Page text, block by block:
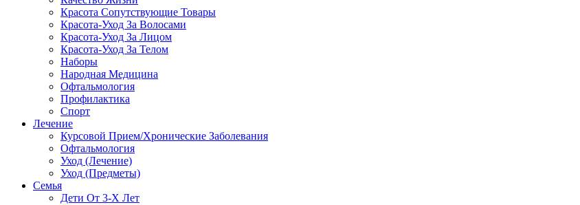
Красота Сопутствующие Товары
Красота-Уход За Волосами
Красота-Уход За Лицом
Красота-Уход За Телом
Наборы
Народная Медицина
Офтальмология
Профилактика
Спорт
Лечение
Курсовой Прием/Хронические Заболевания
Офтальмология
Уход (Лечение)
Уход (Предметы)
Семья
Дети От 3-Х Лет